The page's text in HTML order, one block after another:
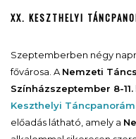
XX. KESZTHELYI
Szeptemberben négy
fővárosa. A Nemzeti
Színházszeptember 8-11.
Keszthelyi
előadás látható, amely a